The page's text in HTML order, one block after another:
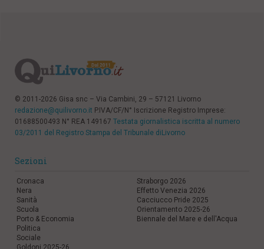
© 2011-2026 Gisa snc – Via Cambini, 29 – 57121 Livorno
redazione@quilivorno.it P.IVA/CF/N° Iscrizione Registro Imprese:
01688500493 N° REA 149167 Testata giornalistica iscritta al numero
03/2011 del Registro Stampa del Tribunale diLivorno
Sezioni
Cronaca
Nera
Sanità
Scuola
Porto & Economia
Politica
Sociale
Goldoni 2025-26
Straborgo 2026
Effetto Venezia 2026
Cacciucco Pride 2025
Orientamento 2025-26
Biennale del Mare e dell'Acqua